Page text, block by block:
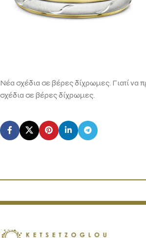
Νέα σχέδια σε βέρες δίχρωμες. Γιατί να
σχέδια σε βέρες δίχρωμες.